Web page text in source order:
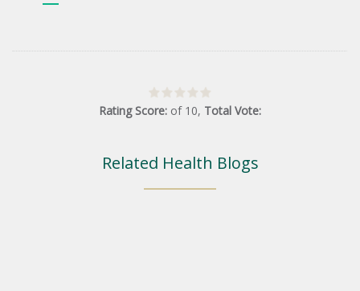
Rating Score: of 10, Total Vote:
Related Health Blogs